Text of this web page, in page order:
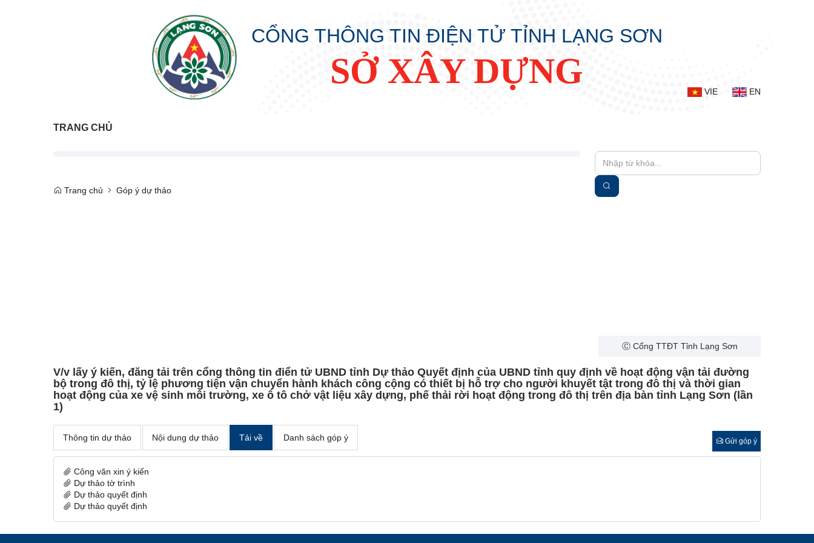
CỔNG THÔNG TIN ĐIỆN TỬ TỈNH LẠNG SƠN
SỞ XÂY DỰNG
VIE EN
TRANG CHỦ
Trang chủ Góp ý dự thảo
Ⓒ Cổng TTĐT Tỉnh Lạng Sơn
V/v lấy ý kiến, đăng tải trên cổng thông tin điển tử UBND tỉnh Dự thảo Quyết định của UBND tỉnh quy định về hoạt động vận tải đường
bộ trong đô thị, tỷ lệ phương tiện vận chuyển hành khách công cộng có thiết bị hỗ trợ cho người khuyết tật trong đô thị và thời gian
hoạt động của xe vệ sinh môi trường, xe ô tô chở vật liệu xây dựng, phế thải rời hoạt động trong đô thị trên địa bàn tỉnh Lạng Sơn (lần
1)
Thông tin dự thảo Nội dung dự thảo Tải về Danh sách góp ý
Công văn xin ý kiến
Dự thảo tờ trình
Dự thảo quyết định
Dự thảo quyết định
Gửi góp ý